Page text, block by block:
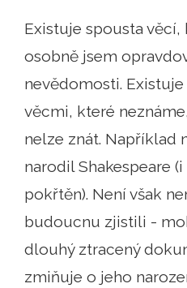
Existuje spousta věcí,
osobně jsem
nevědomosti.
věcmi, které
nelze znát. Například
narodil Shakespeare
pokřtěn). Není však
budoucnu zjistili -
dlouhý ztracený
zmiňuje o jeho